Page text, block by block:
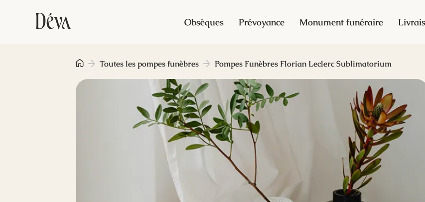
Obsèques Prévoyance Monument funéraire
Toutes les pompes funèbres Pompes Funèbres Florian Leclerc Sublimatorium